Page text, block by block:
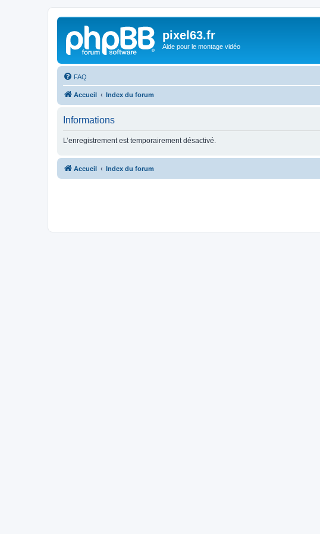
pixel63.fr
Aide pour le montage vidéo
FAQ
Accueil Index du forum
Informations
L’enregistrement est temporairement désactivé.
Accueil Index du forum